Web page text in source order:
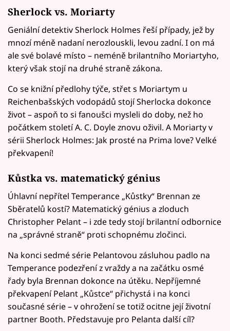
Sherlock vs. Moriarty
Geniální detektiv Sherlock Holmes řeší případy, jež by
mnozí méně nadaní nerozlouskli, levou zadní. I on má
ale své bolavé místo – neméně brilantního Moriartyho,
který však stojí na druhé straně zákona.
Co se knižní předlohy týče, střet s Moriartym u
Reichenbašských vodopádů stojí Sherlocka dokonce
život – aspoň to si fanoušci mysleli do doby, než ho
počátkem století A. C. Doyle znovu oživil. A Moriarty v
sérii Sherlock Holmes: Jak prosté na Prima love? Velké
překvapení!
Kůstka vs. matematický génius
Úhlavní nepřítel Temperance „Kůstky“ Brennan ze
Sběratelů kostí? Matematický génius a zloduch
Christopher Pelant – i zde tedy stojí brilantní odbornice
na „správné straně“ proti schopnému zločinci.
Na konci sedmé série Pelantovou zásluhou padlo na
Temperance podezření z vraždy a na začátku osmé
řady byla Brennan dokonce na útěku. Nepříjemné
překvapení Pelant „Kůstce“ přichystá i na konci
současné série – v ohrožení se totiž ocitne její životní
partner Booth. Představuje pro Pelanta další cíl?